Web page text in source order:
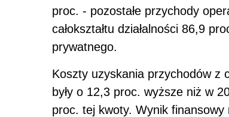
proc. - pozostałe przychody
całokształtu działalności 86,9
prywatnego.
Koszty uzyskania przychodów z
były o 12,3 proc. wyższe niż w
proc. tej kwoty. Wynik finansowy